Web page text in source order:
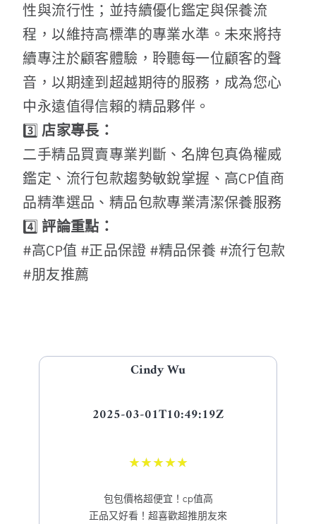
性與流行性；並持續優化鑑定與保養流
程，以維持高標準的專業水準。未來將持
續專注於顧客體驗，聆聽每一位顧客的聲
音，以期達到超越期待的服務，成為您心
中永遠值得信賴的精品夥伴。
3️⃣ 店家專長：
二手精品買賣專業判斷、名牌包真偽權威
鑑定、流行包款趨勢敏銳掌握、高CP值商
品精準選品、精品包款專業清潔保養服務
4️⃣ 評論重點：
#高CP值 #正品保證 #精品保養 #流行包款
#朋友推薦
Cindy Wu
2025-03-01T10:49:19Z
★★★★★
包包價格超便宜！cp值高
正品又好看！超喜歡超推朋友來